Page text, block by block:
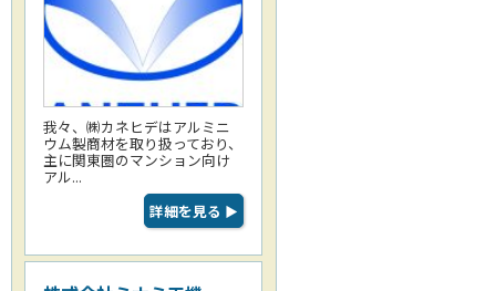
我々、㈱カネヒデはアルミニ
ウム製商材を取り扱っており、
主に関東圏のマンション向け
アル...
詳細を見る ▶